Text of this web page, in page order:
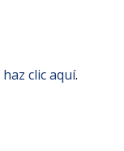
haz clic aquí.